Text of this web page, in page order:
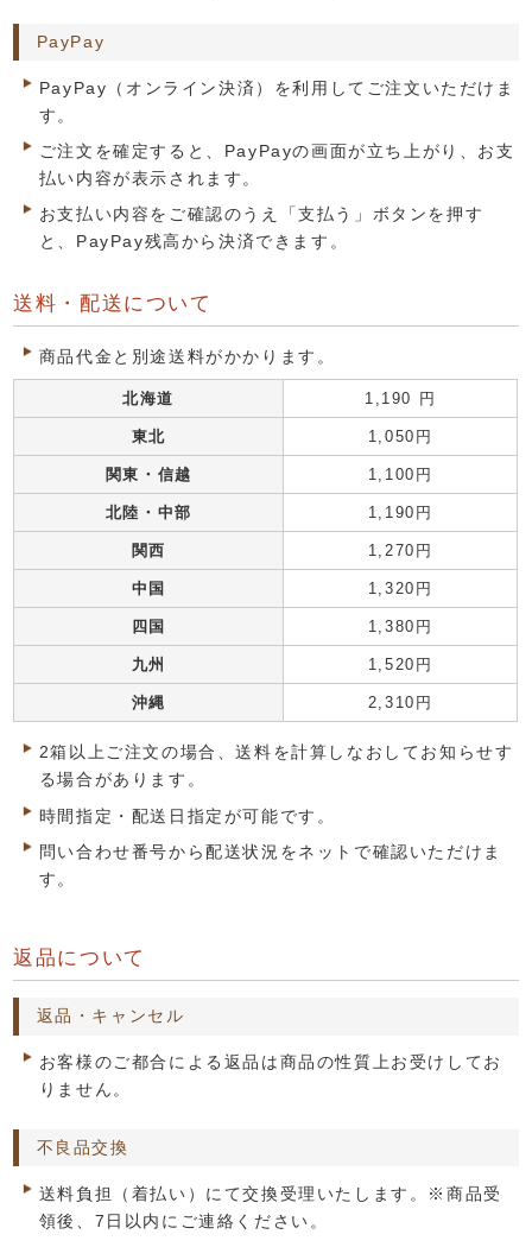
PayPay
PayPay（オンライン決済）を利用してご注文いただけま
す。
ご注文を確定すると、PayPayの画面が立ち上がり、お支
払い内容が表示されます。
お支払い内容をご確認のうえ「支払う」ボタンを押す
と、PayPay残高から決済できます。
送料・配送について
商品代金と別途送料がかかります。
北海道 1,190 円
東北 1,050円
関東・信越 1,100円
北陸・中部 1,190円
関西 1,270円
中国 1,320円
四国 1,380円
九州 1,520円
沖縄 2,310円
2箱以上ご注文の場合、送料を計算しなおしてお知らせす
る場合があります。
時間指定・配送日指定が可能です。
問い合わせ番号から配送状況をネットで確認いただけま
す。
返品について
返品・キャンセル
お客様のご都合による返品は商品の性質上お受けしてお
りません。
不良品交換
送料負担（着払い）にて交換受理いたします。※商品受
領後、7日以内にご連絡ください。